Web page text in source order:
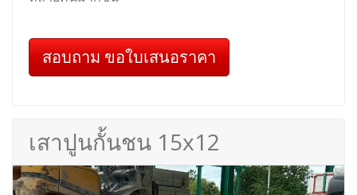
สอบถาม ขอใบเสนอราคา
เสาปูนกั้นชน 15x12